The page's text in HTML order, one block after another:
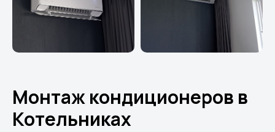
Монтаж кондиционеров в
Котельниках